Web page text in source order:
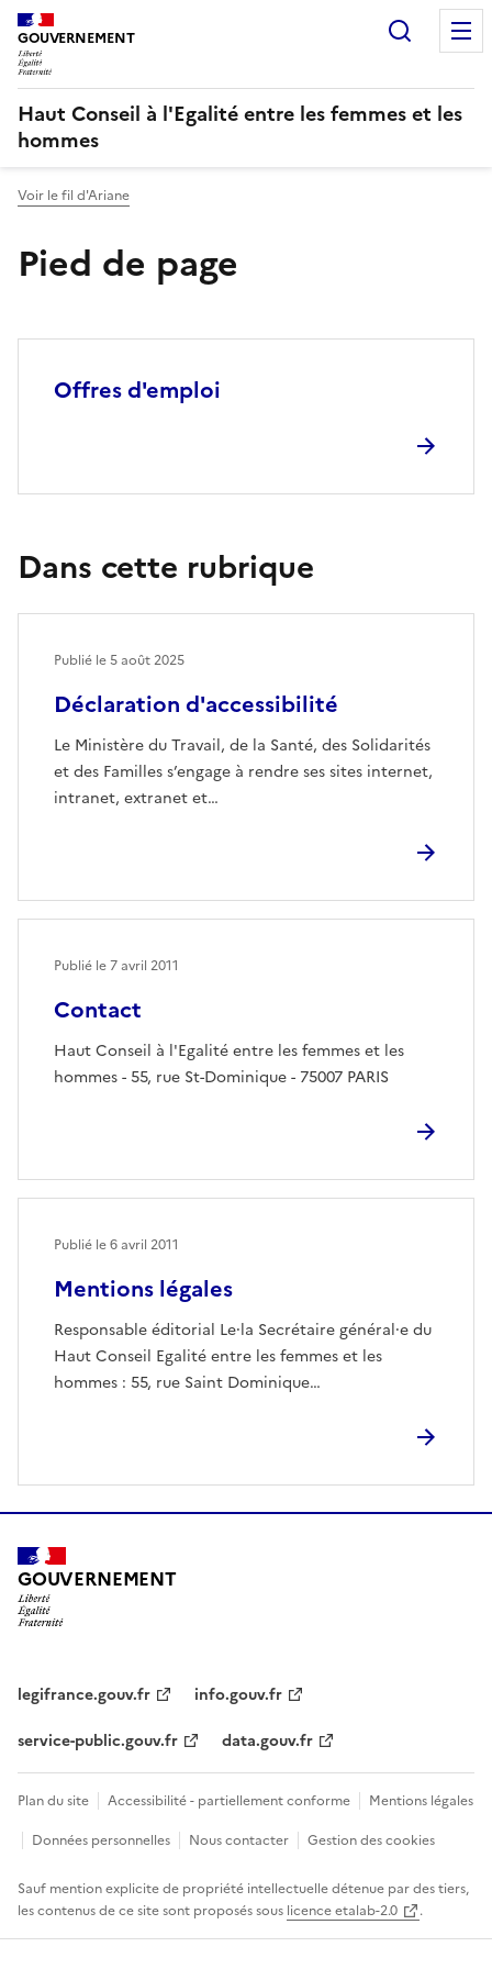
GOUVERNEMENT
Haut Conseil à l'Egalité entre les femmes et les
hommes
Voir le fil d'Ariane
Pied de page
Offres d'emploi
Dans cette rubrique
Déclaration d'accessibilité
Le Ministère du Travail, de la Santé, des Solidarités
et des Familles s’engage à rendre ses sites internet,
intranet, extranet et…
Publié le5 août 2025
Contact
Haut Conseil à l'Egalité entre les femmes et les
hommes - 55, rue St-Dominique - 75007 PARIS
Publié le7 avril 2011
Mentions légales
Responsable éditorial Le⸱la Secrétaire général⸱e du
Haut Conseil Egalité entre les femmes et les
hommes : 55, rue Saint Dominique…
Publié le6 avril 2011
GOUVERNEMENT
legifrance.gouv.fr
info.gouv.fr
service-public.gouv.fr
data.gouv.fr
Plan du site Accessibilité - partiellement conforme
Mentions légales
Données personnelles
Nous contacter Gestion des cookies
Sauf mention explicite de propriété intellectuelle détenue par des tiers,
les contenus de ce site sont proposés sous licence etalab-2.0 .